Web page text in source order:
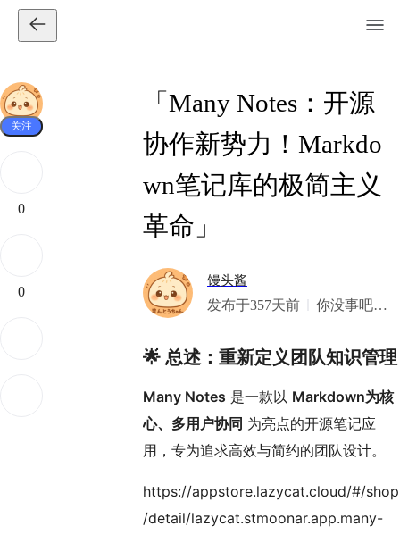
关注
0
0
「Many Notes：开源
协作新势力！Markdo
wn笔记库的极简主义
革命」
馒头酱
发布于357天前
你没事吧？
🌟 总述：重新定义团队知识管理
Many Notes 是一款以 Markdown为核
心、多用户协同 为亮点的开源笔记应
用，专为追求高效与简约的团队设计。
https://appstore.lazycat.cloud/#/shop
/detail/lazycat.stmoonar.app.many-